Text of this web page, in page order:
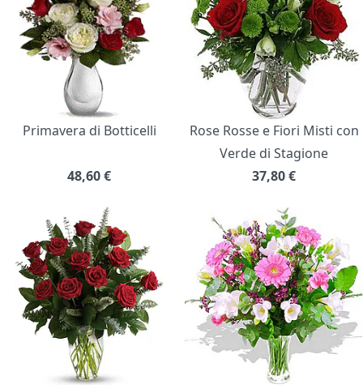
Primavera di Botticelli
48,60€
Rose Rosse e Fiori Misti con
Verde di Stagione
37,80€